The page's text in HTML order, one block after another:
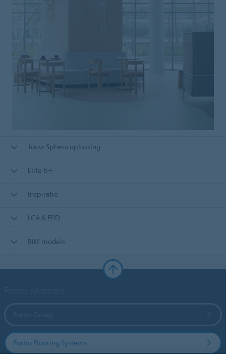
Jouw Sphera oplossing
Elite b+
Inspiratie
LCA & EPD
BIM models
Forbo Flooring Systems